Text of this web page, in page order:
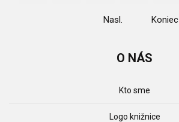
Nasl. Koniec
O NÁS
Kto sme
Logo knižnice